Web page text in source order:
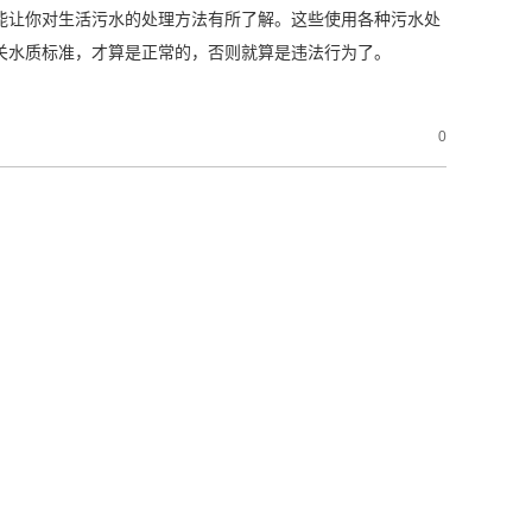
你对生活污水的处理方法有所了解。这些使用各种污水处
质标准，才算是正常的，否则就算是违法行为了。
0